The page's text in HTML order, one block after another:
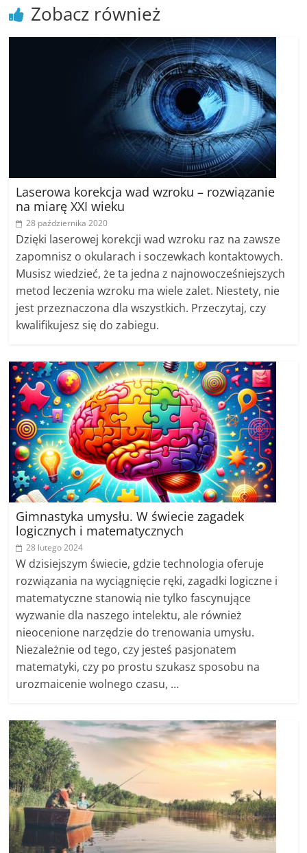
praktyczne
porady
i
Zobacz również
Laserowa korekcja wad wzroku – rozwiązanie
na miarę XXI wieku
28 października 2020
Dzięki laserowej korekcji wad wzroku raz na zawsze
zapomnisz o okularach i soczewkach kontaktowych.
Musisz wiedzieć, że ta jedna z najnowocześniejszych
metod leczenia wzroku ma wiele zalet. Niestety, nie
jest przeznaczona dla wszystkich. Przeczytaj, czy
kwalifikujesz się do zabiegu.
Gimnastyka umysłu. W świecie zagadek
logicznych i matematycznych
28 lutego 2024
W dzisiejszym świecie, gdzie technologia oferuje
rozwiązania na wyciągnięcie ręki, zagadki logiczne i
matematyczne stanowią nie tylko fascynujące
wyzwanie dla naszego intelektu, ale również
nieocenione narzędzie do trenowania umysłu.
Niezależnie od tego, czy jesteś pasjonatem
matematyki, czy po prostu szukasz sposobu na
urozmaicenie wolnego czasu, …